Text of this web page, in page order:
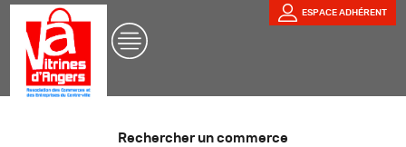
ESPACE ADHÉRENT
Rechercher un commerce